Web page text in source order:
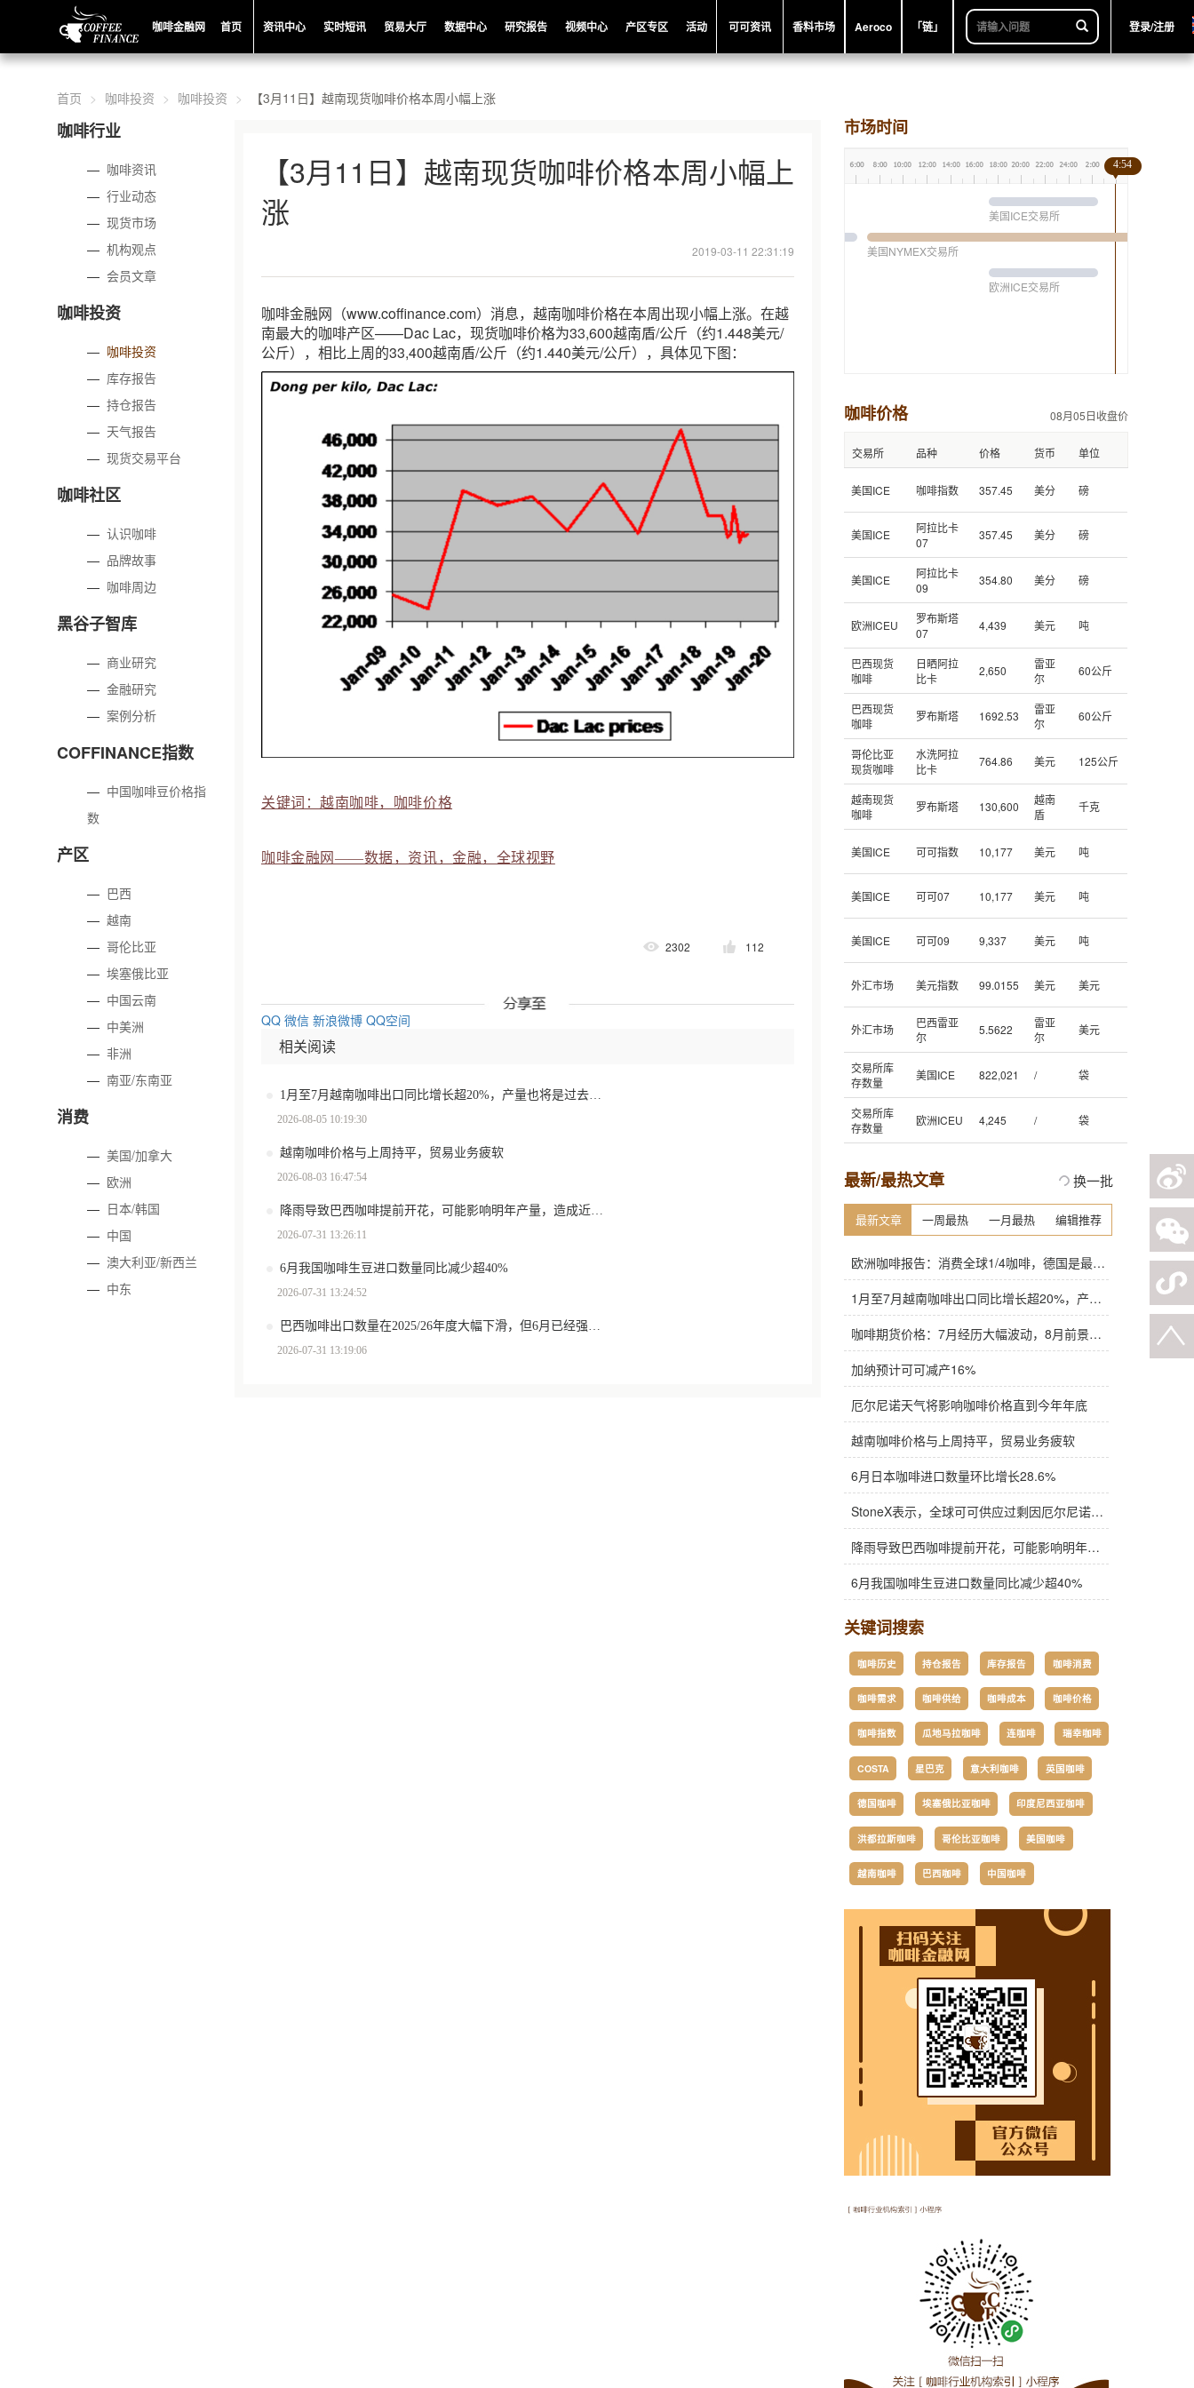
咖啡金融网 首页 资讯中心 实时短讯 贸易大厅 数据中心 研究报告 视频中心 产区专区 活动 可可资讯 香料市场 Aeroco 「链」 登录/注册
首页 咖啡投资 咖啡投资 【3月11日】越南现货咖啡价格本周小幅上涨
咖啡行业
— 咖啡资讯
—行业动态
—现货市场
—机构观点
—会员文章
咖啡投资
— 咖啡投资
— 库存报告
—持仓报告
— 天气报告
—现货交易平台
咖啡社区
—认识咖啡
— 品牌故事
— 咖啡周边
黑谷子智库
— 商业研究
—金融研究
—案例分析
COFFINANCE指数
— 中国咖啡豆价格指
数
产区
— 巴西
—越南
—哥伦比亚
—埃塞俄比亚
— 中国云南
— 中美洲
—非洲
—南亚/东南亚
消费
—美国/加拿大
— 欧洲
— 日本/韩国
— 中国
— 澳大利亚/新西兰
— 中东
【3月11日】越南现货咖啡价格本周小幅上
涨
2019-03-11 22:31:19
咖啡金融网（www.coffinance.com）消息，越南咖啡价格在本周出现小幅上涨。在越
南最大的咖啡产区——Dac Lac，现货咖啡价格为33,600越南盾/公斤（约1.448美元/
公斤），相比上周的33,400越南盾/公斤（约1.440美元/公斤），具体见下图：
关键词：越南咖啡，咖啡价格
咖啡金融网——数据，资讯，金融，全球视野
2302 112
QQ 微信 新浪微博 QQ空间
相关阅读
2026-08-05 10:19:30
越南咖啡价格与上周持平，贸易业务疲软
2026-08-03 16:47:54
2026-07-31 13:26:11
6月我国咖啡生豆进口数量同比减少超40%
2026-07-31 13:24:52
2026-07-31 13:19:06
市场时间
美国ICE交易所
美国NYMEX交易所
欧洲ICE交易所
4:54
咖啡价格 08月05日收盘价
交易所 品种 价格 货币 单位
美国ICE 咖啡指数 357.45 美分 磅
美国ICE
阿拉比卡
07
357.45 美分 磅
美国ICE
阿拉比卡
09
354.80 美分 磅
欧洲ICEU
罗布斯塔
07
4,439 美元 吨
巴西现货
咖啡
日晒阿拉
比卡
2,650
雷亚
尔
60公斤
巴西现货
咖啡
罗布斯塔 1692.53
雷亚
尔
60公斤
哥伦比亚
现货咖啡
水洗阿拉
比卡
764.86 美元 125公斤
越南现货
咖啡
罗布斯塔 130,600
越南
盾
千克
美国ICE 可可指数 10,177 美元 吨
美国ICE 可可07 10,177 美元 吨
美国ICE 可可09 9,337 美元 吨
外汇市场 美元指数 99.0155 美元 美元
外汇市场
巴西雷亚
尔
5.5622
雷亚
尔
美元
交易所库
存数量
美国ICE 822,021 / 袋
交易所库
存数量
欧洲ICEU 4,245 / 袋
最新/最热文章 换一批
最新文章 一周最热 一月最热 编辑推荐
欧洲咖啡报告：消费全球1/4咖啡，德国是最大进口国，意大利在烘焙咖啡生产中领先
1月至7月越南咖啡出口同比增长超20%，产量也将是过去四年来最高
咖啡期货价格：7月经历大幅波动，8月前景依旧不明朗
加纳预计可可减产16%
厄尔尼诺天气将影响咖啡价格直到今年年底
越南咖啡价格与上周持平，贸易业务疲软
6月日本咖啡进口数量环比增长28.6%
StoneX表示，全球可可供应过剩因厄尔尼诺而萎缩
降雨导致巴西咖啡提前开花，可能影响明年产量，造成近期价格波动极不稳定
6月我国咖啡生豆进口数量同比减少超40%
关键词搜索
咖啡历史 持仓报告 库存报告 咖啡消费
咖啡需求 咖啡供给 咖啡成本 咖啡价格
咖啡指数 瓜地马拉咖啡 连咖啡 瑞幸咖啡
COSTA 星巴克 意大利咖啡 英国咖啡
德国咖啡 埃塞俄比亚咖啡 印度尼西亚咖啡
洪都拉斯咖啡 哥伦比亚咖啡 美国咖啡
越南咖啡 巴西咖啡 中国咖啡